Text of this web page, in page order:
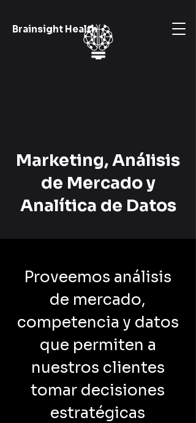
Brainsight Health
Marketing, Análisis
de Mercado y
Analítica de Datos
Proveemos análisis
de mercado,
competencia y datos
que permiten a
nuestros clientes
tomar decisiones
estratégicas